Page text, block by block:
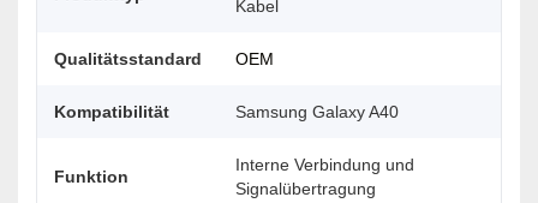
Kabel
Qualitätsstandard OEM
Kompatibilität Samsung Galaxy A40
Funktion
Interne Verbindung und
Signalübertragung